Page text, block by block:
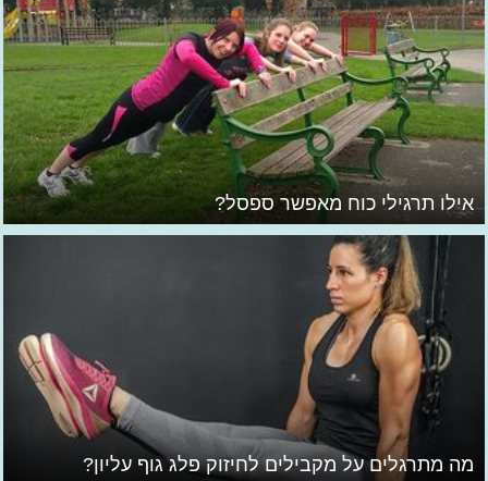
אילו תרגילי כוח מאפשר ספסל?
מה מתרגלים על מקבילים לחיזוק פלג גוף עליון?